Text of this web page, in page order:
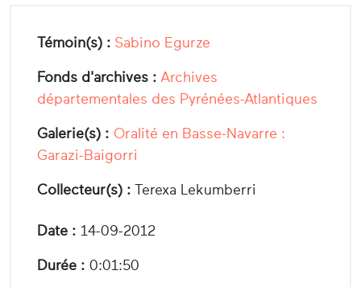
Témoin(s) : Sabino Egurze
Fonds d'archives : Archives
départementales des Pyrénées-Atlantiques
Galerie(s) : Oralité en Basse-Navarre :
Garazi-Baigorri
Collecteur(s) : Terexa Lekumberri
Date : 14-09-2012
Durée : 0:01:50